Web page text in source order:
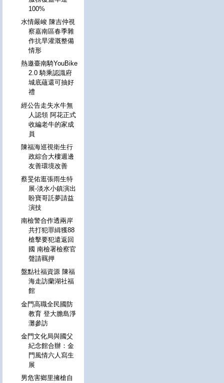
100%
水情嚴峻 陳吉仲視
察嘉南區春季雜
作抗旱灌溉整備
情形
熱邀臺南騎YouBike
2.0 騎乘認識府
城底蘊還可抽好
禮
經公告走失水牛無
人認領 阿花正式
收編老牛的家成
員
陳福海巡視衛生行
政綜合大樓週邊
友善環境改善
蔡旻佑逛張雨生特
展-淡水小鎮演出
盼寶哥託夢請益
演技
南檢警合作透兩岸
共打犯罪緝獲88
槍擊要犯遣返回
國 南檢署檢察官
聲請羈押
盤點社福資源 陳福
海走訪蘭湖社福
館
金門高職全民國防
教育 登大膽島淨
灘參訪
金門文化局與國父
紀念館合辦：金
門風情六人寫生
展
男危害鄉里擁槍自